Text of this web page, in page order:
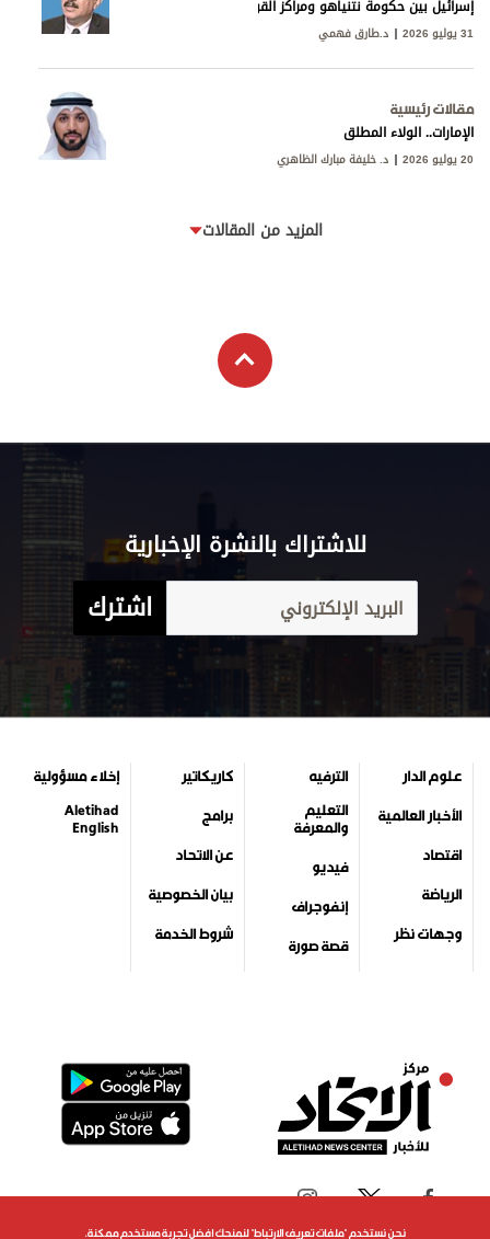
إسرائيل بين حكومة نتنياهو ومراكز القوى
31 يوليو 2026 د.طارق فهمي
مقالات رئيسية
الإمارات.. الولاء المطلق
20 يوليو 2026 د. خليفة مبارك الظاهري
المزيد من المقالات
للاشتراك بالنشرة الإخبارية
اشترك
علوم الدار
الأخبار العالمية
اقتصاد
الرياضة
وجهات نظر
الترفيه
التعليم
والمعرفة
فيديو
إنفوجراف
قصة صورة
كاريكاتير
برامج
عن الاتحاد
بيان الخصوصية
شروط الخدمة
إخلاء مسؤولية
Aletihad
English
نحن نستخدم "ملفات تعريف الارتباط" لنمنحك افضل تجربة مستخدم ممكنة.